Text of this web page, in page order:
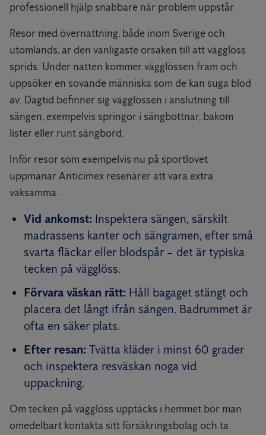
professionell hjälp snabbare när problem uppstår.
Resor med övernattning, både inom Sverige och
utomlands, är den vanligaste orsaken till att vägglöss
sprids. Under natten kommer vägglössen fram och
uppsöker en sovande människa som de kan suga blod
av. Dagtid befinner sig vägglössen i anslutning till
sängen, exempelvis springor i sängbottnar, bakom
lister eller runt sängbord.
Inför resor som exempelvis nu på sportlovet
uppmanar Anticimex resenärer att vara extra
vaksamma.
Vid ankomst: Inspektera sängen, särskilt
madrassens kanter och sängramen, efter små
svarta fläckar eller blodspår – det är typiska
tecken på vägglöss.
Förvara väskan rätt: Håll bagaget stängt och
placera det långt ifrån sängen. Badrummet är
ofta en säker plats.
Efter resan: Tvätta kläder i minst 60 grader
och inspektera resväskan noga vid
uppackning.
Om tecken på vägglöss upptäcks i hemmet bör man
omedelbart kontakta sitt försäkringsbolag och ta